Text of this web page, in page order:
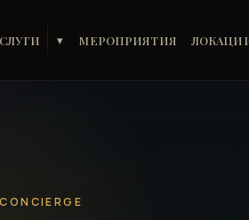
▾ МЕРОПРИЯТИЯ